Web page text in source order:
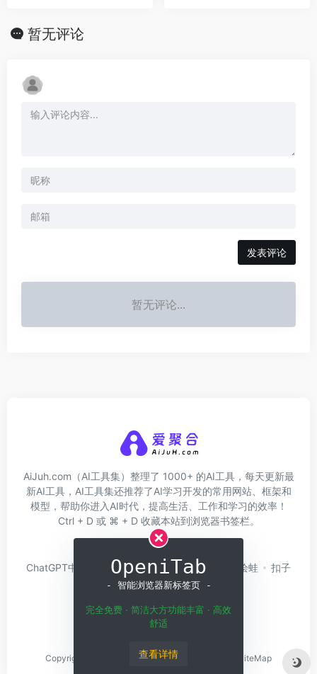
暂无评论
发表评论
暂无评论...
AiJuh.com（AI工具集）整理了 1000+ 的AI工具，每天更新最
新AI工具，AI工具集还推荐了AI学习开发的常用网站、框架和
模型，帮助你进入AI时代，提高生活、工作和学习的效率！
Ctrl + D 或 ⌘ + D 收藏本站到浏览器书签栏。
ChatGPT中文版
问小白 硅基流动 Trae 绘蛙
扣子
Coze
白日梦AI
Copyright © 2026 Home 粤ICP备2023143650号 SiteMap
OpeniTab
- 智能浏览器新标签页 -
完全免费 · 简洁大方功能丰富 · 高效
舒适
查看详情